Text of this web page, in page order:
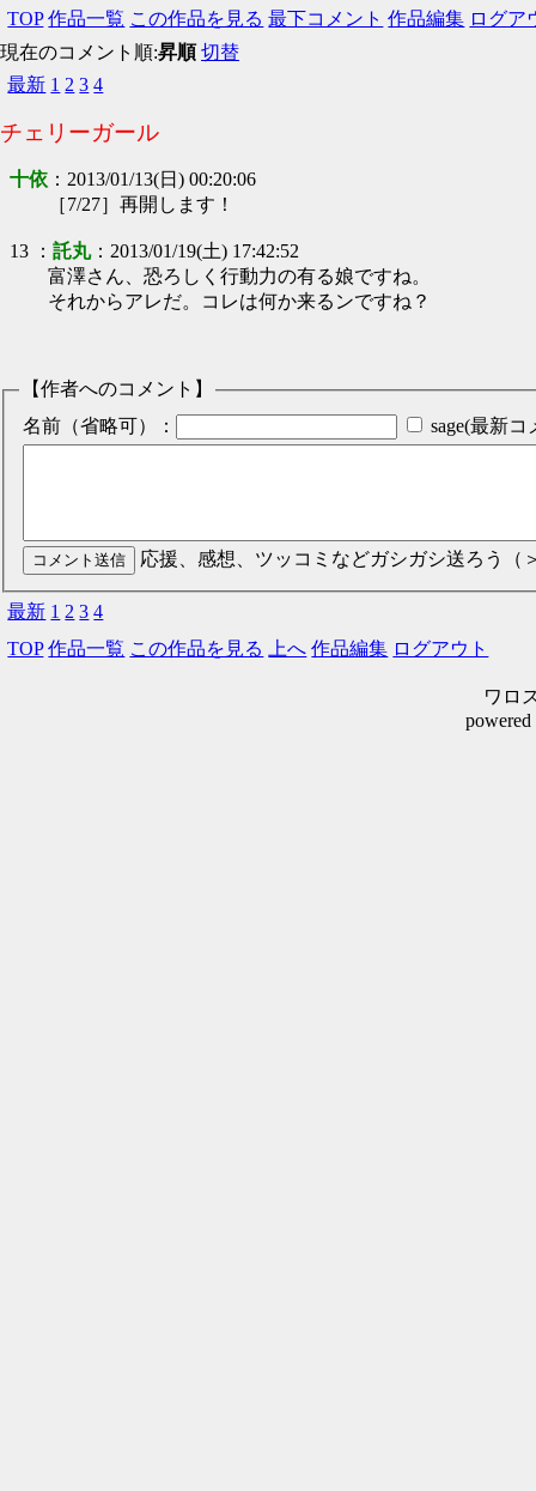
TOP 作品一覧 この作品を見る 最下コメント 作品編集 ログア
現在のコメント順:昇順 切替
最新 1 2 3 4
チェリーガール
十依 ： 2013/01/13(日) 00:20:06
［7/27］再開します！
13 ： 託丸： 2013/01/19(土) 17:42:52
富澤さん、恐ろしく行動力の有る娘ですね。
それからアレだ。コレは何か来るンですね？
【作者へのコメント】
名前（省略可）：
sage(最新
応援、感想、ツッコミなどガシガシ送ろう（
最新 1 2 3 4
TOP 作品一覧 この作品を見る 上へ 作品編集 ログアウト
ワロ